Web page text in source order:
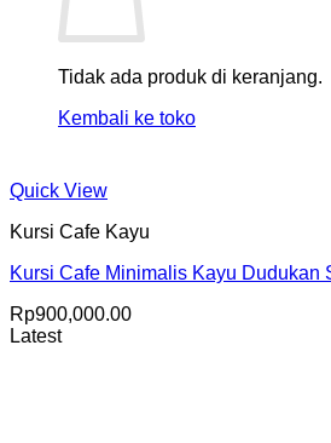
Tidak ada produk di keranjang.
Kembali ke toko
Quick View
Kursi Cafe Kayu
Kursi Cafe Minimalis Kayu Dudukan
Rp900,000.00
Latest